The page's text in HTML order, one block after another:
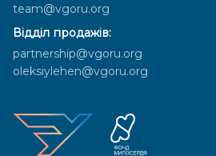
team@vgoru.org
Відділ продажів:
partnership@vgoru.org
oleksiylehen@vgoru.org